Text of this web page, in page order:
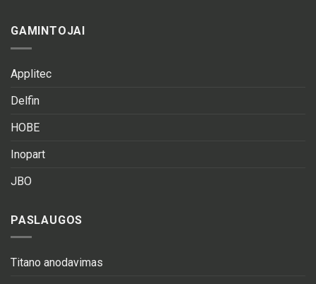
GAMINTOJAI
Applitec
Delfin
HOBE
Inopart
JBO
PASLAUGOS
Titano anodavimas